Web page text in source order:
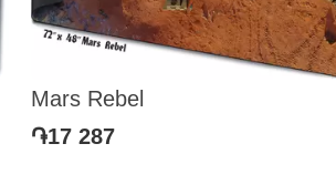
Mars Rebel
֏17 287